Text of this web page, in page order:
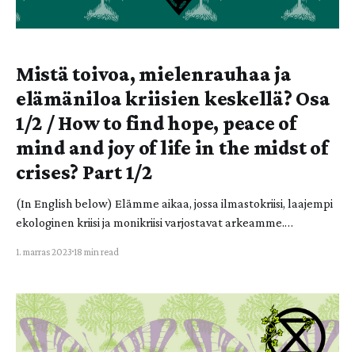
Mistä toivoa, mielenrauhaa ja
elämäniloa kriisien keskellä? Osa
1/2 / How to find hope, peace of
mind and joy of life in the midst of
crises? Part 1/2
(In English below) Elämme aikaa, jossa ilmastokriisi, laajempi
ekologinen kriisi ja monikriisi varjostavat arkeamme.
ekologisen kriisin ratkaisemisessa. Tähän kirjoitukseen kokosin
asiaa tuntevilta kirjoittajilta vinkkejä ja näkökulmia, joista voi
saada toivoa,
1. marras 2023 18 min read